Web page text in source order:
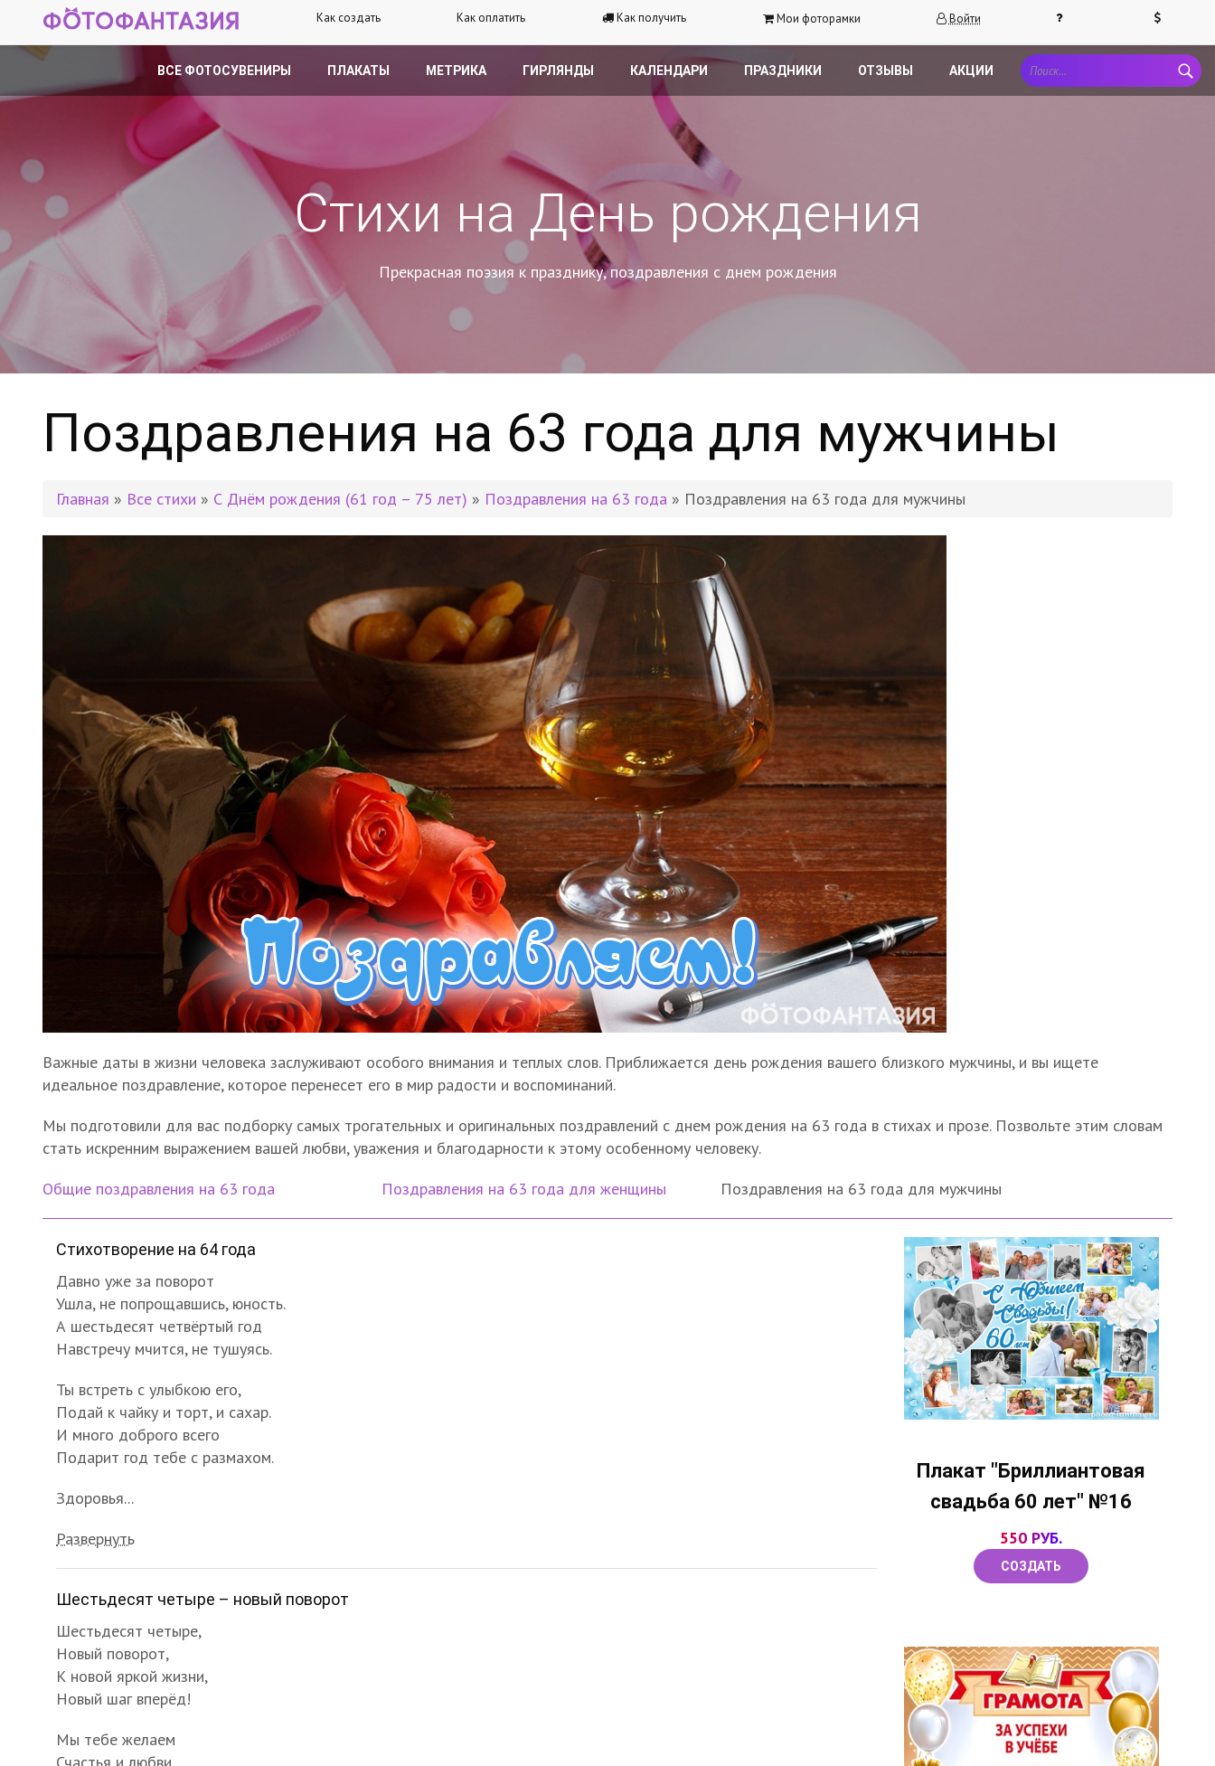
Как создать Как оплатить Как получить Мои фоторамки Войти
ВСЕ ФОТОСУВЕНИРЫ ПЛАКАТЫ МЕТРИКА ГИРЛЯНДЫ КАЛЕНДАРИ ПРАЗДНИКИ ОТЗЫВЫ АКЦИИ
Стихи на День рождения
Прекрасная поэзия к празднику, поздравления с днем рождения
Поздравления на 63 года для мужчины
Главная » Все стихи » С Днём рождения (61 год – 75 лет) » Поздравления на 63 года » Поздравления на 63 года для мужчины
Важные даты в жизни человека заслуживают особого внимания и теплых слов. Приближается день рождения вашего близкого мужчины, и вы ищете
идеальное поздравление, которое перенесет его в мир радости и воспоминаний.
Мы подготовили для вас подборку самых трогательных и оригинальных поздравлений с днем рождения на 63 года в стихах и прозе. Позвольте этим словам
стать искренним выражением вашей любви, уважения и благодарности к этому особенному человеку.
Общие поздравления на 63 года
Поздравления на 63 года для женщины Поздравления на 63 года для мужчины
Стихотворение на 64 года
Давно уже за поворот
Ушла, не попрощавшись, юность.
А шестьдесят четвёртый год
Навстречу мчится, не тушуясь.
Ты встреть с улыбкою его,
Подай к чайку и торт, и сахар.
И много доброго всего
Подарит год тебе с размахом.
Здоровья...
Развернуть
Шестьдесят четыре – новый поворот
Шестьдесят четыре,
Новый поворот,
К новой яркой жизни,
Новый шаг вперёд!
Мы тебе желаем
Плакат "Бриллиантовая
свадьба 60 лет" №16
550 РУБ.
СОЗДАТЬ